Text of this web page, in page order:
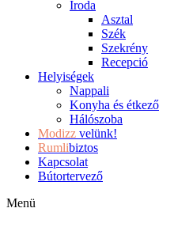
Iroda
Asztal
Szék
Szekrény
Recepció
Helyiségek
Nappali
Konyha és étkező
Hálószoba
Modizz velünk!
Rumlibiztos
Kapcsolat
Bútortervező
Menü